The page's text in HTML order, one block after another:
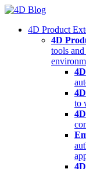
Skip
content4D Product
4D
tools
to